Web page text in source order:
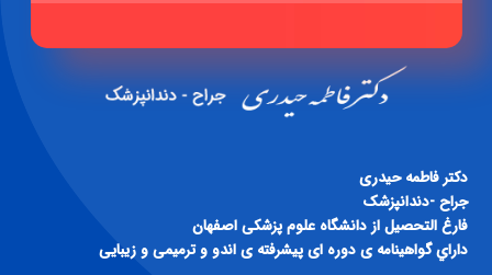
دكتر فاطمه حيدری
داراي گواهينامه ی دوره ای پيشرفته ی اندو و ترميمی و زيبايی
اطلاعات تماس